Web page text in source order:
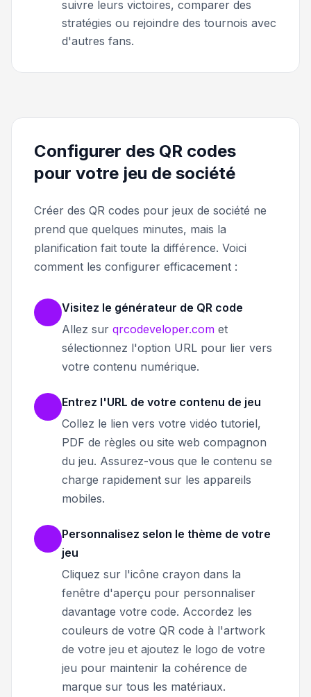
suivre leurs victoires, comparer des
stratégies ou rejoindre des tournois avec
d'autres fans.
Configurer des QR codes
pour votre jeu de société
Créer des QR codes pour jeux de société ne
prend que quelques minutes, mais la
planification fait toute la différence. Voici
comment les configurer efficacement :
Visitez le générateur de QR code
Allez sur qrcodeveloper.com et
sélectionnez l'option URL pour lier vers
votre contenu numérique.
Entrez l'URL de votre contenu de jeu
Collez le lien vers votre vidéo tutoriel,
PDF de règles ou site web compagnon
du jeu. Assurez-vous que le contenu se
charge rapidement sur les appareils
mobiles.
Personnalisez selon le thème de votre
jeu
Cliquez sur l'icône crayon dans la
fenêtre d'aperçu pour personnaliser
davantage votre code. Accordez les
couleurs de votre QR code à l'artwork
de votre jeu et ajoutez le logo de votre
jeu pour maintenir la cohérence de
marque sur tous les matériaux.